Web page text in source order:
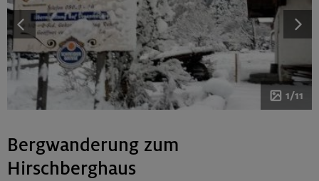
1/11
Bergwanderung zum
Hirschberghaus